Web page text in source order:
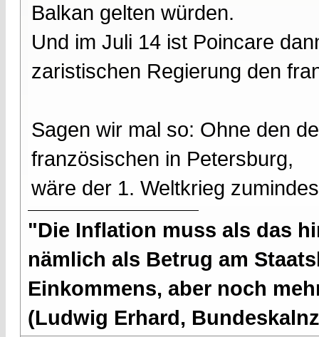
Balkan gelten würden.
Und im Juli 14 ist Poincare
zaristischen Regierung den
Sagen wir mal so: Ohne den
französischen in Petersburg,
wäre der 1. Weltkrieg
"Die Inflation muss als das
nämlich als Betrug am
Einkommens, aber noch
(Ludwig Erhard,